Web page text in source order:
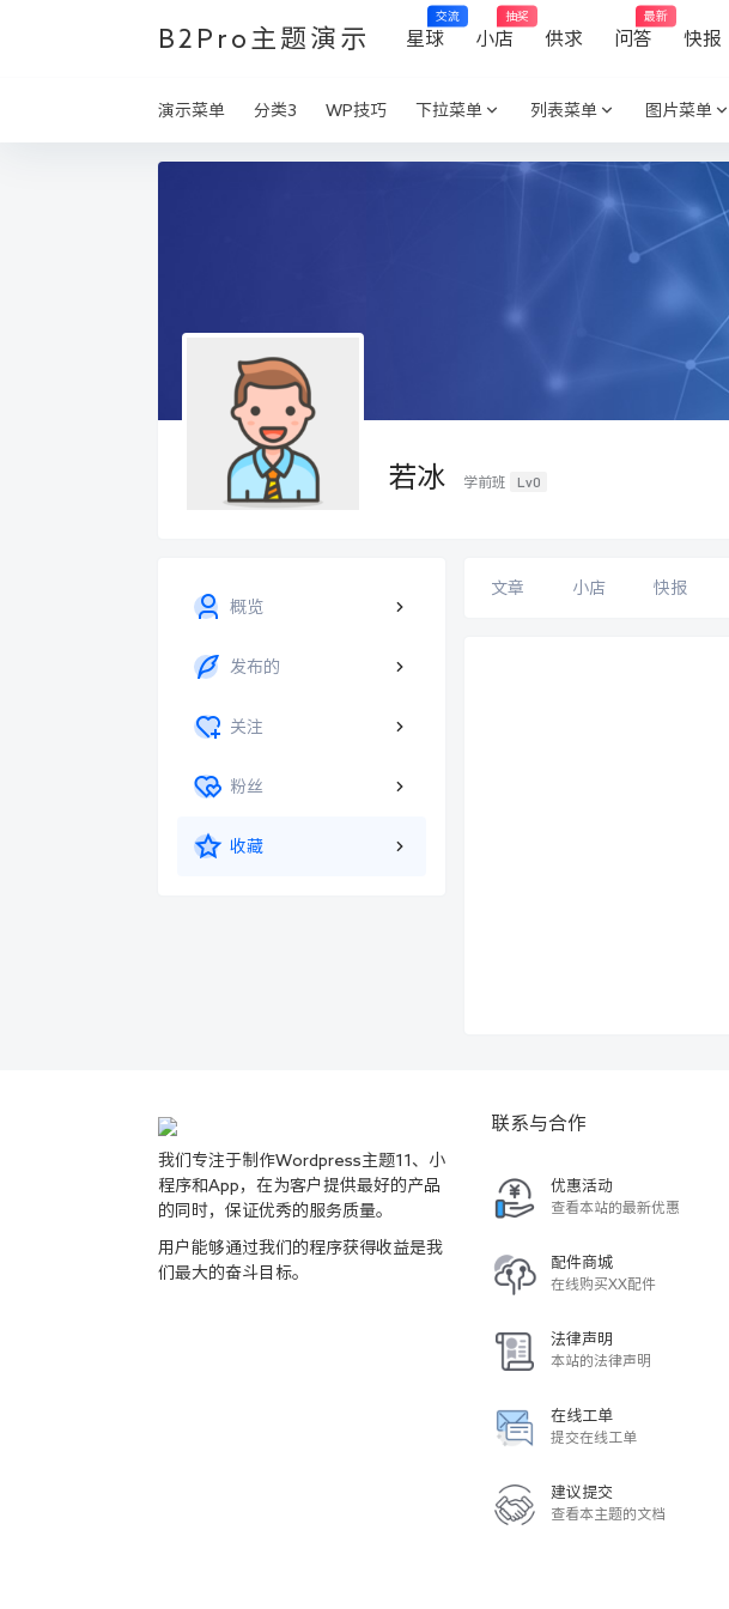
B2Pro主题演示 星球
交流
小店
抽奖
供求 问答
最新
快报
演示菜单 分类3 WP技巧 下拉菜单 列表菜单 图片菜单
若冰 学前班 Lv0
概览
发布的
关注
粉丝
收藏
文章 小店 快报
我们专注于制作Wordpress主题11、小
程序和App，在为客户提供最好的产品
的同时，保证优秀的服务质量。
用户能够通过我们的程序获得收益是我
们最大的奋斗目标。
联系与合作
优惠活动
查看本站的最新优惠
配件商城
在线购买XX配件
法律声明
本站的法律声明
在线工单
提交在线工单
建议提交
查看本主题的文档